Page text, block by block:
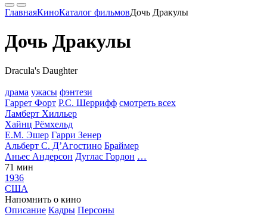
ГлавнаяКиноКаталог фильмовДочь Дракулы
Дочь Дракулы
Dracula's Daughter
драма ужасы фэнтези
Гаррет Форт Р.С. Шеррифф смотреть всех
Ламберт Хилльер
Хайнц Рёмхельд
Е.М. Эшер Гарри Зенер
Альберт С. Д’Агостино Браймер
Аньес Андерсон Дуглас Гордон …
71 мин
1936
США
Напомнить о кино
Описание Кадры Персоны